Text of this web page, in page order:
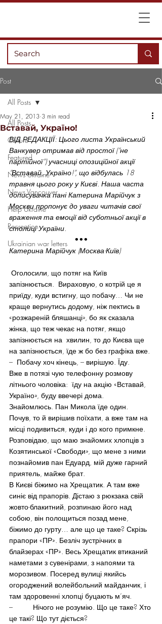
Post
All Posts
Culture
Featured
News Ukraine
News Vancouver
Help Ukraine
Recreation
Ukrainian war letters
All Posts
Вставай, Україно!
May 21, 2013 3 min read
ВІД РЕДАКЦІЇ: Цього листа Український
Ванкувер отримав від простої (“не
партійної”) учасниці опозиційної акції
“Вставай, Україно!”, що відбулась 18
травня цього року у Києві. Наша часта
дописувачка пані Катерина Марійчук з
Москви пропонує до уваги читачів свої
враження та емоції від суботньої акції в
столиці України.
•••
Катерина Марійчук (Москва-Київ)
запізнюється.  Вираховую, о котрій це я
приїду, куди встигну, що побачу… Чи не
краще вернутись додому, ніж пектись в
«розжареній бляшанці», бо як сказала
жінка, що теж чекає на потяг, якщо
запізнюється на  хвилин, то до Києва ще
на запізнюється, їде ж бо без графіка вже.
–  Побачу хоч кінець, – вирішую. Їду.
Вже в потязі чую телефонну розмову
літнього чоловіка:  їду на акцію «Вставай,
Україно», буду ввечері дома.
Знайомлюсь. Пан Микола їде один.
Почув, то й вирішив поїхати, а вже там на
місці подивиться, куди і до кого примкне.
Розповідаю, що маю знайомих хлопців з
Козятинської «Свободи», що мене з ними
познайомив пан Едуард, мій дуже гарний
приятель, майже брат.
В Києві біжимо на Хрещатик. А там вже
синіє від прапорів. Дістаю з рюкзака свій
жовто-блакитний, розпинаю його над
собою, він полощиться позад мене,
біжимо до гурту… але що це таке? Скрізь
прапори «ПР». Безліч зустрічних в
блайзерах «ПР». Весь Хрещатик втиканий
наметами з сувенірами, з напоями та
морозивом. Посеред вулиці якийсь
огороджений волейбольний майданчик, і
там здоровенні хлопці буцають м‘яч.
–          Нічого не розумію. Що це таке? Хто
це такі? Що тут діється?